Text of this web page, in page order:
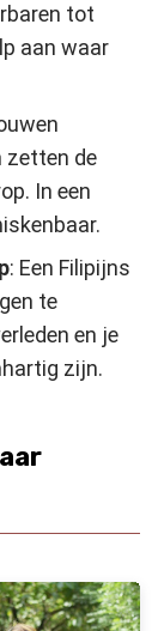
tot
aan waar
zetten de
In een
: Een Filipijns
te
en je
zijn.